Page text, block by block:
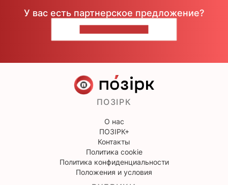
У вас есть партнерское предложение?
ПОЗІРК
О нас
ПОЗІРК+
Контакты
Политика cookie
Политика конфиденциальности
Положения и условия